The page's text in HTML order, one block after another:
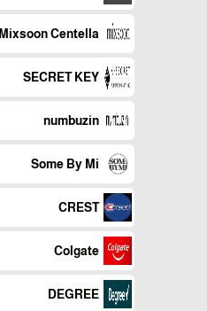
Mixsoon Centella
SECRET KEY
numbuzin
Some By Mi
CREST
Colgate
DEGREE